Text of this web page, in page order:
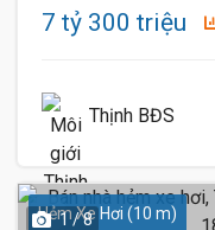
7 tỷ 300 triệu
Thịnh BĐS
Hẻm Xe Hơi (10 m)
1 / 8